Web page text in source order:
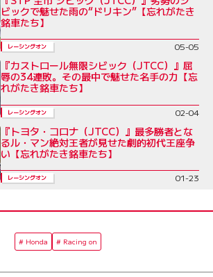
ビックで魅せた雨の“ドリキン”【忘れがたき
銘車たち】
レーシングオン 05-05
『カストロール無限シビック（JTCC）』屈
辱の34連敗。その最中で魅せた名手の力【忘
れがたき銘車たち】
レーシングオン 02-04
『トヨタ・コロナ（JTCC）』最多勝者とな
るル・マン絶対王者が見せた劇的初代王座争
い【忘れがたき銘車たち】
レーシングオン 01-23
Honda Racing on